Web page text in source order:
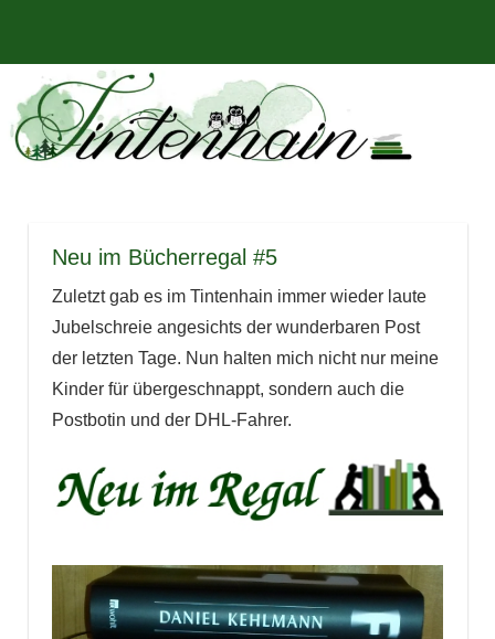
springen
Tintenhain
–
Der
Rezensionen
und
mehr
Neu im Bücherregal #5
Zuletzt gab es im Tintenhain immer wieder laute
Jubelschreie angesichts der wunderbaren Post
der letzten Tage. Nun halten mich nicht nur meine
Kinder für übergeschnappt, sondern auch die
Postbotin und der DHL-Fahrer.